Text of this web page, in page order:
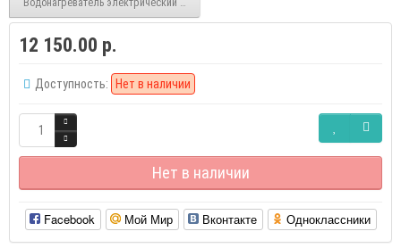
Водонагреватель электрический Ariston BLU1 R ABS 80 V
12 150.00 р.
Доступность: Нет в наличии
Нет в наличии
Facebook Мой Мир Вконтакте Одноклассники